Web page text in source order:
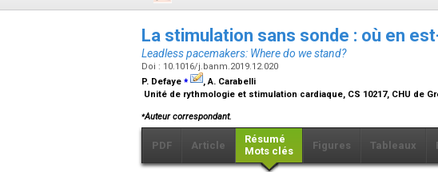
La stimulation sans sonde : où en
Leadless pacemakers: Where do we stand?
Doi : 10.1016/j.banm.2019.12.020
P. Defaye ⁎
, A. Carabelli
Unité de rythmologie et stimulation cardiaque, CS 10217, CHU de
⁎Auteur correspondant.
PDF Article
Résumé
Mots clés
Figures Tableaux